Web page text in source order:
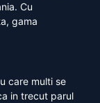
Cu
gama
care multi se
in trecut parul